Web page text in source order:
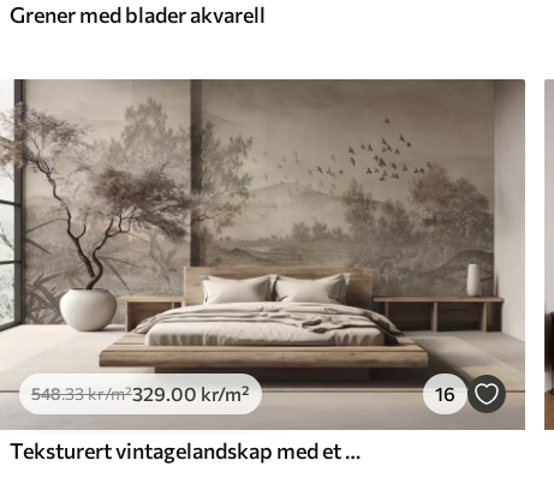
Grener med blader akvarell
548.33kr/m²329.00kr/m² 16
Teksturert vintagelandskap med et tre nær en elv og en overskyet himmel, naturkunst i sepiatoner